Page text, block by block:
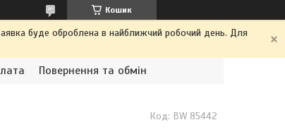
Кошик
буде оброблена в найближчий робочий день. Для
Повернення та обмін
Код: BW 85442